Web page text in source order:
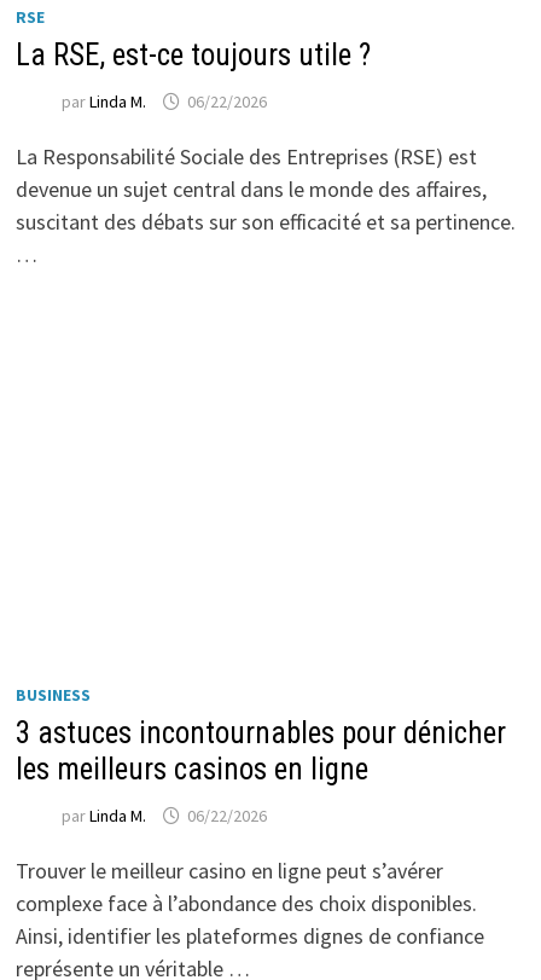
RSE
La RSE, est-ce toujours utile ?
parLinda M. 06/22/2026
La Responsabilité Sociale des Entreprises (RSE) est
devenue un sujet central dans le monde des affaires,
suscitant des débats sur son efficacité et sa pertinence.
…
BUSINESS
3 astuces incontournables pour dénicher
les meilleurs casinos en ligne
parLinda M. 06/22/2026
Trouver le meilleur casino en ligne peut s’avérer
complexe face à l’abondance des choix disponibles.
Ainsi, identifier les plateformes dignes de confiance
représente un véritable …